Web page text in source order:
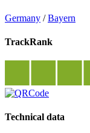
Germany /Bayern
TrackRank
Technical data